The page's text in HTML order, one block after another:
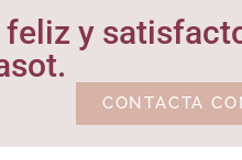
y
CONTACTA